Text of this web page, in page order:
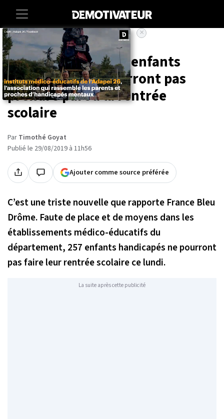
Accueil Societe
Faute de place, 257 enfants
handicapés ne pourront pas
prendre part à la rentrée
scolaire
Par Timothé Goyat
Publié le 29/08/2019 à 11h56
Ajouter comme source préférée
×
C’est une triste nouvelle que rapporte France Bleu
Drôme. Faute de place et de moyens dans les
établissements médico-éducatifs du
département, 257 enfants handicapés ne pourront
pas faire leur rentrée scolaire ce lundi.
La suite après cette publicité